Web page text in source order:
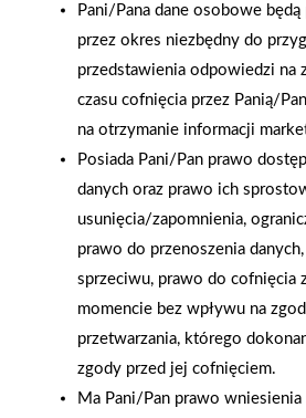
gra z WOŚP. Powstała
firmowa eSkarbonka na
rzecz gastroenterologii
dziecięcej
Pani/Pana dane osobowe
przez okres niezbędny do
przedstawienia odpowiedzi na
czasu cofnięcia przez Panią/
na otrzymanie informacji
Posiada Pani/Pan prawo
danych oraz prawo ich
usunięcia/zapomnienia,
prawo do przenoszenia
sprzeciwu, prawo do cofnięcia
momencie bez wpływu na
przetwarzania, którego
zgody przed jej cofnięciem.
Ma Pani/Pan prawo wniesienia